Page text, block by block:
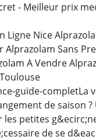
- Meilleur prix
Nice
Alprazolam Sans
A Vendre
guide-completLa
de saison
petites
de se